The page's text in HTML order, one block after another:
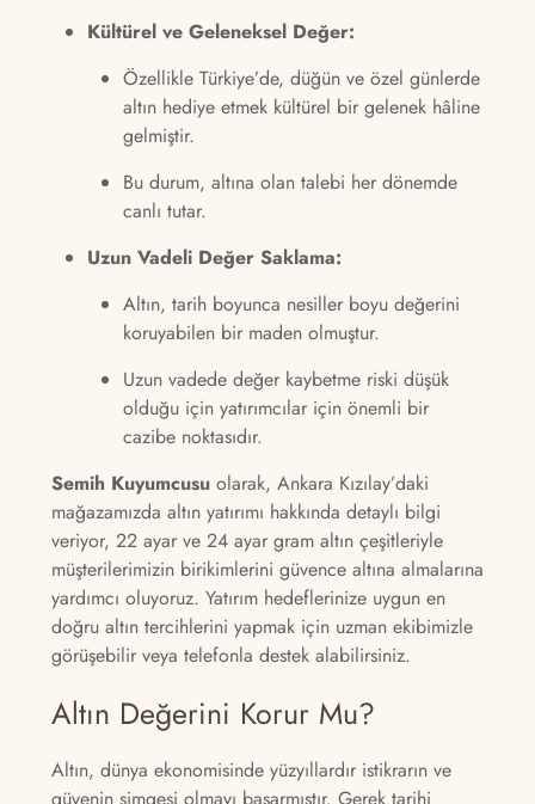
Kültürel ve Geleneksel Değer:
Özellikle Türkiye’de, düğün ve özel günlerde
altın hediye etmek kültürel bir gelenek hâline
gelmiştir.
Bu durum, altına olan talebi her dönemde
canlı tutar.
Uzun Vadeli Değer Saklama:
Altın, tarih boyunca nesiller boyu değerini
koruyabilen bir maden olmuştur.
Uzun vadede değer kaybetme riski düşük
olduğu için yatırımcılar için önemli bir
cazibe noktasıdır.
Semih Kuyumcusu olarak, Ankara Kızılay’daki
mağazamızda altın yatırımı hakkında detaylı bilgi
veriyor, 22 ayar ve 24 ayar gram altın çeşitleriyle
müşterilerimizin birikimlerini güvence altına almalarına
yardımcı oluyoruz. Yatırım hedeflerinize uygun en
doğru altın tercihlerini yapmak için uzman ekibimizle
görüşebilir veya telefonla destek alabilirsiniz.
Altın Değerini Korur Mu?
Altın, dünya ekonomisinde yüzyıllardır istikrarın ve